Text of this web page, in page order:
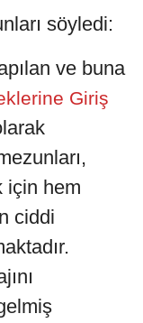
söyledi:
ve buna
Giriş
için hem
ciddi